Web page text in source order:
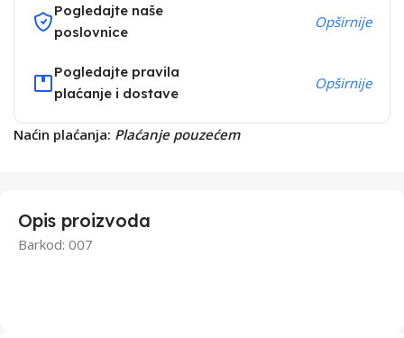
Pogledajte naše
poslovnice
Opširnije
Pogledajte pravila
plaćanje i dostave
Opširnije
Naćin plaćanja: Plaćanje pouzećem
Opis proizvoda
Barkod: 007